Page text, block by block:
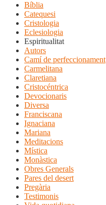
Bíblia
Catequesi
Cristologia
Eclesiologia
Espiritualitat
Autors
Camí de perfeccionament
Carmelitana
Claretiana
Cristocéntrica
Devocionaris
Diversa
Franciscana
Ignaciana
Mariana
Meditacions
Mística
Monàstica
Obres Generals
Pares del desert
Pregària
Testimonis